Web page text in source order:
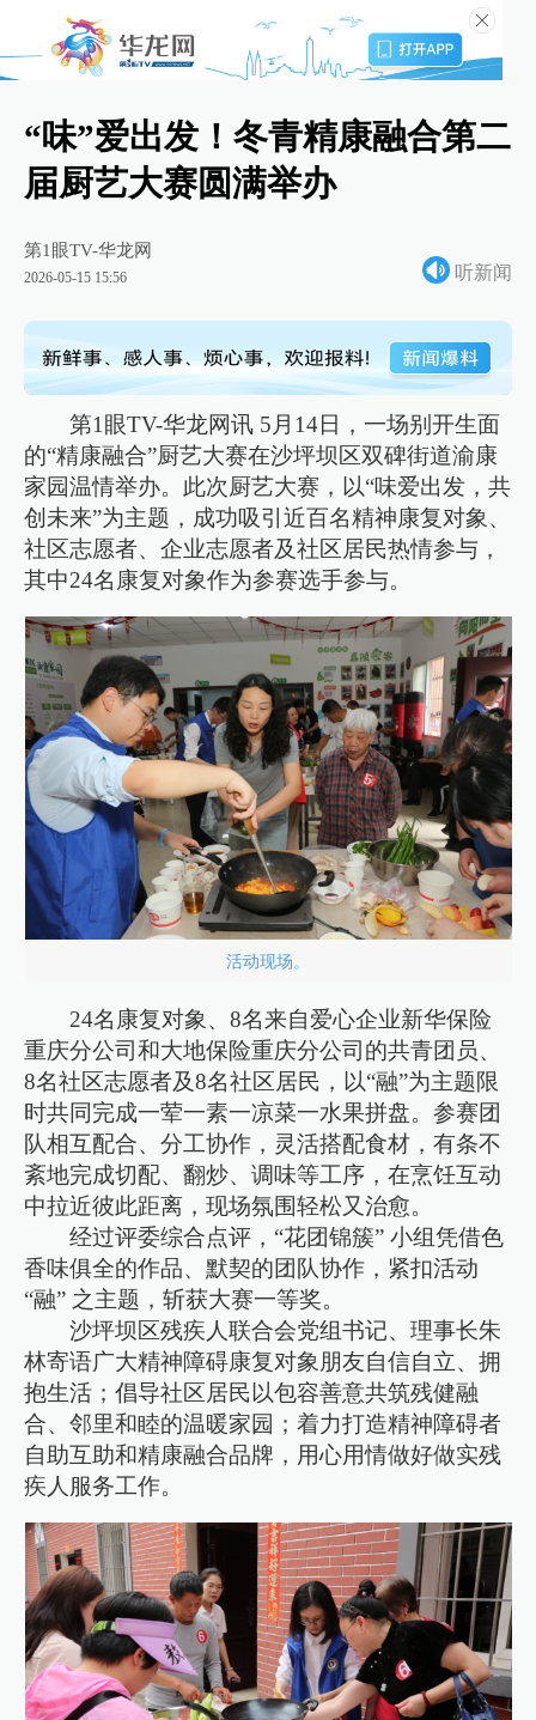
“味”爱出发！冬青精康融合第二
届厨艺大赛圆满举办
第1眼TV-华龙网
2026-05-15 15:56 听新闻
第1眼TV-华龙网讯 5月14日，一场别开生面
的“精康融合”厨艺大赛在沙坪坝区双碑街道渝康
家园温情举办。此次厨艺大赛，以“味爱出发，共
创未来”为主题，成功吸引近百名精神康复对象、
社区志愿者、企业志愿者及社区居民热情参与，
其中24名康复对象作为参赛选手参与。
活动现场。
24名康复对象、8名来自爱心企业新华保险
重庆分公司和大地保险重庆分公司的共青团员、
8名社区志愿者及8名社区居民，以“融”为主题限
时共同完成一荤一素一凉菜一水果拼盘。参赛团
队相互配合、分工协作，灵活搭配食材，有条不
紊地完成切配、翻炒、调味等工序，在烹饪互动
中拉近彼此距离，现场氛围轻松又治愈。
经过评委综合点评，“花团锦簇” 小组凭借色
香味俱全的作品、默契的团队协作，紧扣活动
“融” 之主题，斩获大赛一等奖。
沙坪坝区残疾人联合会党组书记、理事长朱
林寄语广大精神障碍康复对象朋友自信自立、拥
抱生活；倡导社区居民以包容善意共筑残健融
合、邻里和睦的温暖家园；着力打造精神障碍者
自助互助和精康融合品牌，用心用情做好做实残
疾人服务工作。